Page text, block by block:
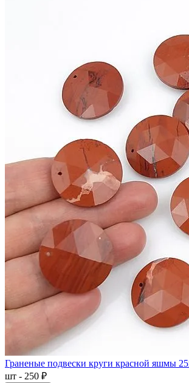
Граненые подвески круги красной яшмы
шт - 250 ₽